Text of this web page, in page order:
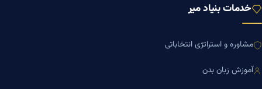
خدمات بنیاد میر
مشاوره و استراتژی انتخاباتی
آموزش زبان بدن